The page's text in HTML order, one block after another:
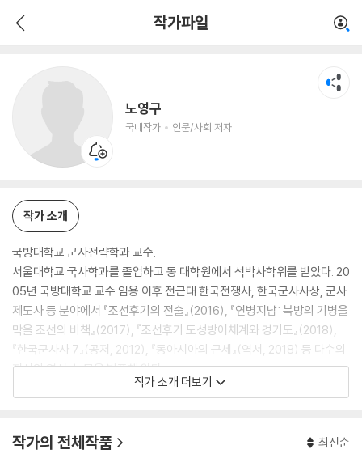
작가파일
노영구
국내작가 인문/사회 저자
인문/사회 저자
작가 소개
국방대학교 군사전략학과 교수.
서울대학교 국사학과를 졸업하고 동 대학원에서 석박사학위를 받았다. 20
05년 국방대학교 교수 임용 이후 전근대 한국전쟁사, 한국군사사상, 군사
제도사 등 분야에서 『조선후기의 전술』(2016), 『연병지남: 북방의 기병을
막을 조선의 비책』(2017), 『조선후기 도성방어체계와 경기도』(2018),
『한국군사사 7』(공저, 2012), 『동아시아의 근세』(역서, 2018) 등 다수의
저서와 역서, 논문을 발표해 왔다.
작가 소개 더보기
작가의 전체작품 최신순